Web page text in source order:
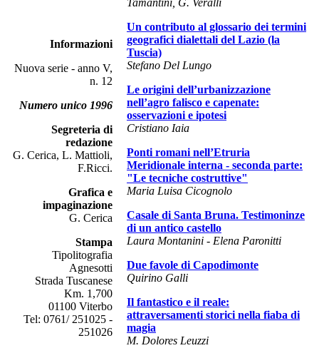
Informazioni
Nuova serie - anno V,
n. 12
Numero unico 1996
Segreteria di
redazione
G. Cerica, L. Mattioli,
F.Ricci.
Grafica e
impaginazione
G. Cerica
Stampa
Tipolitografia
Agnesotti
Strada Tuscanese
Km. 1,700
01100 Viterbo
Tel: 0761/ 251025 -
251026
Tamantini, G. Veralli
Un contributo al glossario dei termini
geografici dialettali del Lazio (la
Tuscia)
Stefano Del Lungo
Le origini dell’urbanizzazione
nell’agro falisco e capenate:
osservazioni e ipotesi
Cristiano Iaia
Ponti romani nell’Etruria
Meridionale interna - seconda parte:
"Le tecniche costruttive"
Maria Luisa Cicognolo
Casale di Santa Bruna. Testimoninze
di un antico castello
Laura Montanini - Elena Paronitti
Due favole di Capodimonte
Quirino Galli
Il fantastico e il reale:
attraversamenti storici nella fiaba di
magia
M. Dolores Leuzzi